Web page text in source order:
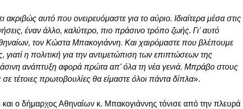
ακριβώς αυτό που ονειρευόμαστε για το αύριο. Ιδιαίτερα μέσα στις
έναν άλλο, καλύτερο, πιο πράσινο τρόπο ζωής. Γι' αυτό
τον Κώστα Μπακογιάννη. Και χαιρόμαστε που βλέπουμε
η πολιτική για την αντιμετώπιση των επιπτώσεων της
ανάπτυξη αφορά πρώτα απ' όλα τη νέα γενιά. Μπράβο στους
τέτοιες πρωτοβουλίες θα είμαστε όλοι πάντα δίπλα».
ο δήμαρχος Αθηναίων κ. Μπακογιάννης τόνισε από την πλευρά